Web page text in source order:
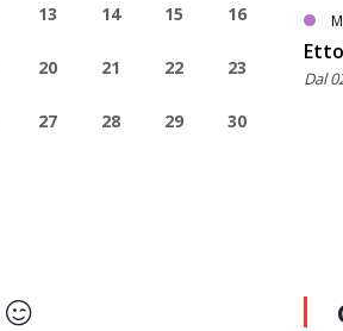
13 14 15 16
20 21 22 23
27 28 29 30
Dal